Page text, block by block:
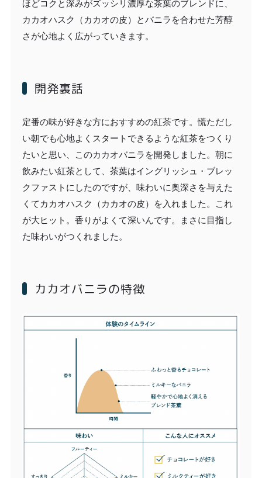
ほどコクと深みがズッシリ濃厚な茶葉のブレンドに、
カカオハスク（カカオの皮）とバニラを合わせた芳醇
さが心地よく広がっていきます。
開発裏話
定番の味が好きな方におすすめの紅茶です。慌ただし
い朝でも心地よくスタートできるような紅茶をつくり
たいと思い、このカカオバニラを開発しました。朝に
飲みたい紅茶として、茶葉はイングリッシュ・ブレッ
クファストにしたのですが、味わいに奥深さを与えた
くてカカオハスク（カカオの皮）を入れました。これ
が大ヒット。香りがよくて深いんです。まさに目指し
た味わいがつくれました。
カカオバニラの特徴